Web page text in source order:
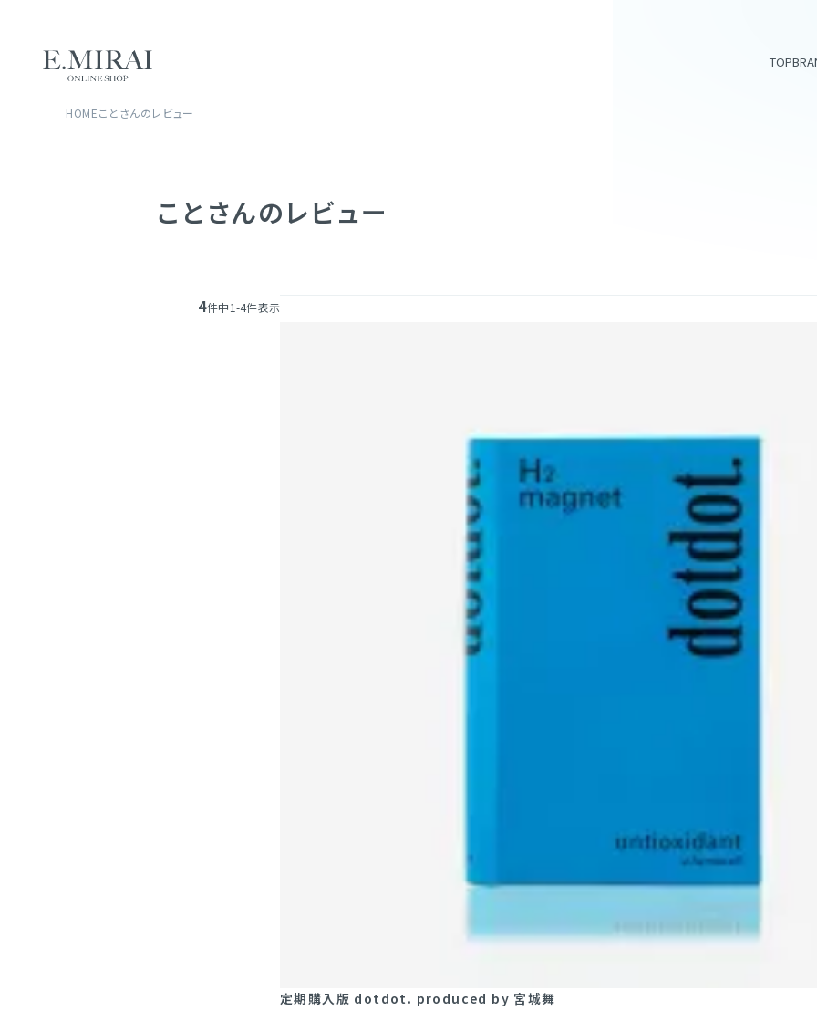
TOP
HOMEことさんのレビュー
ことさんのレビュー
定期購入版 dotdot. produced by 宮城舞
4件中1-4件表示